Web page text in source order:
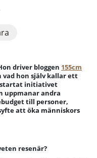
driver bloggen 155cm
vad hon själv kallar ett
startat initiativet
uppmanar andra
till personer,
att öka människors
resenär?